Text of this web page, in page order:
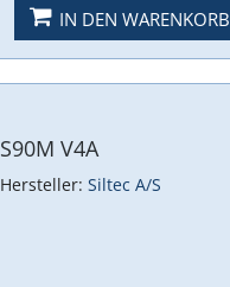
IN DEN WARENKORB
S90M V4A
Hersteller:Siltec A/S